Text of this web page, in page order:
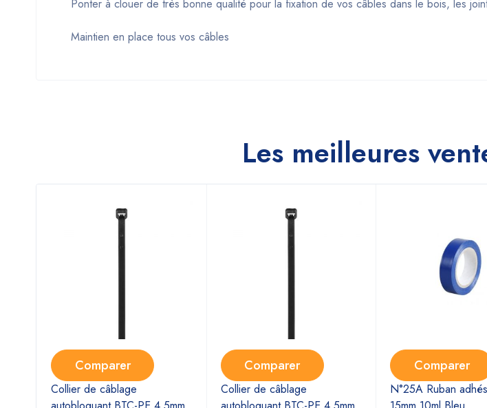
Ponter à clouer de très bonne qualité pour la fixation de vos câbles dans le bois, les
Maintien en place tous vos câbles
Les meilleures
Comparer
Collier de câblage
Comparer
Collier de câblage
Comparer
N°25A Ruban